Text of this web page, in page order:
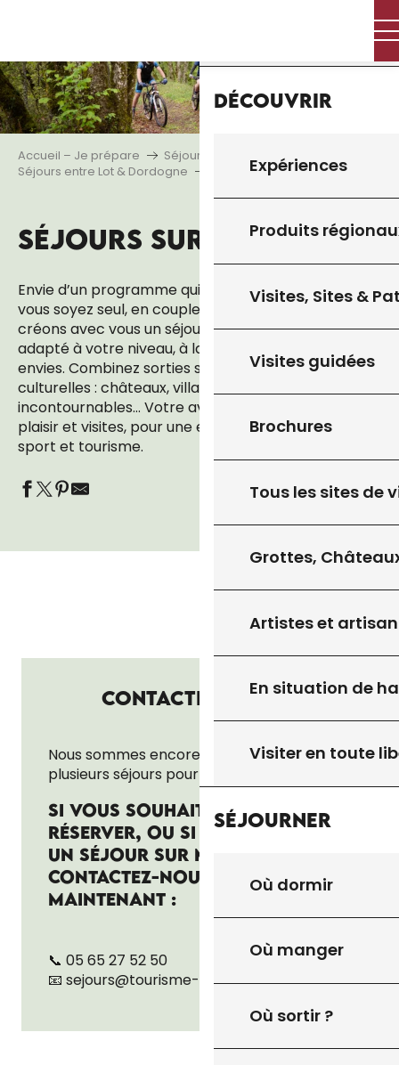
principal
Découvrir
Expériences
Produits
Visites, Sites &
Visites guidées
Brochures
Tous les sites de
Grottes,
Artistes et
En situation de
Visiter en toute
Séjourner
Où dormir
Où manger
Où sortir ?
Accueil – Je prépare
Séjourner
Séjours entre Lot & Dordogne
Séjours sur mesure
SÉJOURS SUR MESURE
Envie d’un programme qui vous ressemble ? Que
vous soyez seul, en couple ou en groupe, nous
créons avec vous un séjour trail personnalisé,
adapté à votre niveau, à la durée souhaitée et à vos
envies. Combinez sorties sportives et découvertes
culturelles : châteaux, villages, ou sites
incontournables… Votre aventure associe effort,
plaisir et visites, pour une expérience unique entre
sport et tourisme.
CONTACTEZ-NOUS !
Nous sommes encore en train de préparer
plusieurs séjours pour vous !
SI VOUS SOUHAITEZ DÉJÀ
RÉSERVER, OU SI VOUS PRÉFÉREZ
UN SÉJOUR SUR MESURE,
CONTACTEZ-NOUS DÈS
MAINTENANT :
📞 05 65 27 52 50
📧 sejours@tourisme-gourdon.com